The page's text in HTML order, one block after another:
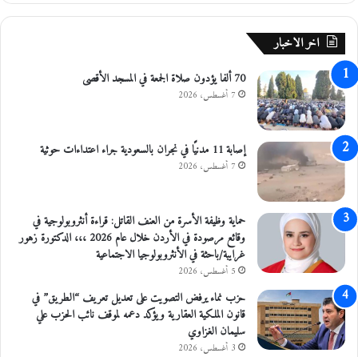
ق
ي
ا
ل
ه
و
ل
اخر الاخبار
70 ألفا يؤدون صلاة الجمعة في المسجد الأقصى
7 أغسطس، 2026
إصابة 11 مدنيًا في نجران بالسعودية جراء اعتداءات حوثية
7 أغسطس، 2026
حماية وظيفة الأسرة من العنف القاتل: قراءة أنثروبولوجية في
وقائع مرصودة في الأردن خلال عام 2026 ،،، الدكتورة زهور
غرايبة/باحثة في الأنثروبولوجيا الاجتماعية
5 أغسطس، 2026
حزب نماء يرفض التصويت على تعديل تعريف “الطريق” في
قانون الملكية العقارية ويؤكد دعمه لموقف نائب الحزب علي
سليمان الغزاوي
3 أغسطس، 2026